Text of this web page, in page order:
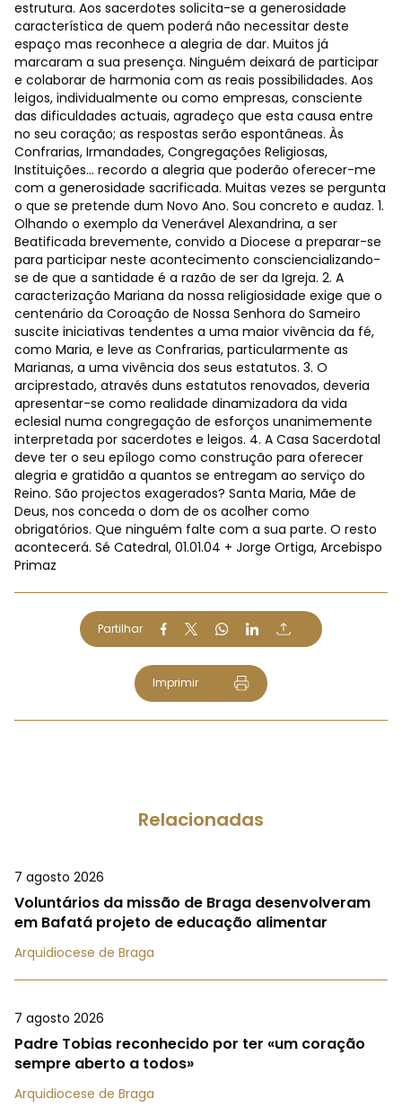
estrutura. Aos sacerdotes solicita-se a generosidade
característica de quem poderá não necessitar deste
espaço mas reconhece a alegria de dar. Muitos já
marcaram a sua presença. Ninguém deixará de participar
e colaborar de harmonia com as reais possibilidades. Aos
leigos, individualmente ou como empresas, consciente
das dificuldades actuais, agradeço que esta causa entre
no seu coração; as respostas serão espontâneas. Às
Confrarias, Irmandades, Congregações Religiosas,
Instituições… recordo a alegria que poderão oferecer-me
com a generosidade sacrificada. Muitas vezes se pergunta
o que se pretende dum Novo Ano. Sou concreto e audaz. 1.
Olhando o exemplo da Venerável Alexandrina, a ser
Beatificada brevemente, convido a Diocese a preparar-se
para participar neste acontecimento consciencializando-
se de que a santidade é a razão de ser da Igreja. 2. A
caracterização Mariana da nossa religiosidade exige que o
centenário da Coroação de Nossa Senhora do Sameiro
suscite iniciativas tendentes a uma maior vivência da fé,
como Maria, e leve as Confrarias, particularmente as
Marianas, a uma vivência dos seus estatutos. 3. O
arciprestado, através duns estatutos renovados, deveria
apresentar-se como realidade dinamizadora da vida
eclesial numa congregação de esforços unanimemente
interpretada por sacerdotes e leigos. 4. A Casa Sacerdotal
deve ter o seu epílogo como construção para oferecer
alegria e gratidão a quantos se entregam ao serviço do
Reino. São projectos exagerados? Santa Maria, Mãe de
Deus, nos conceda o dom de os acolher como
obrigatórios. Que ninguém falte com a sua parte. O resto
acontecerá. Sé Catedral, 01.01.04 + Jorge Ortiga, Arcebispo
Primaz
Partilhar
Imprimir
Relacionadas
7 agosto 2026
Voluntários da missão de Braga desenvolveram
em Bafatá projeto de educação alimentar
Arquidiocese de Braga
7 agosto 2026
Padre Tobias reconhecido por ter «um coração
sempre aberto a todos»
Arquidiocese de Braga